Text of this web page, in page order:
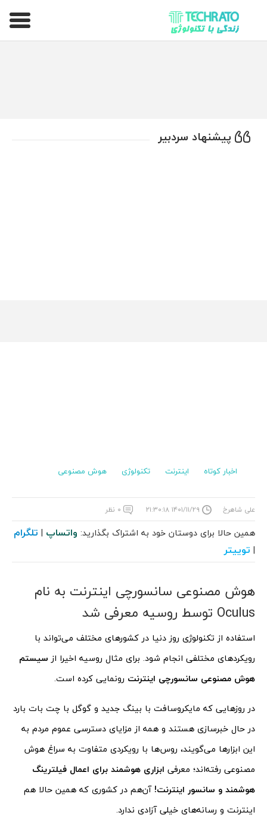
تکراتو – زندگی با تکنولوژی
پیشنهاد سردبیر
اخبار کوتاه اینترنت تکنولوژی هوش مصنوعی
علی شاهرخ ۱۴۰۱/۱۱/۲۹ ۲۱:۳۰:۱۸ ۰ نظر
همین حالا برای دوستان خود به اشتراک بگذارید: واتساپ | تلگرام
| توییتر
هوش مصنوعی سانسورچی اینترنت به نام
Oculus توسط روسیه معرفی شد
استفاده از تکنولوژی روز دنیا در کشورهای مختلف می‌تواند با
رویکردهای مختلفی انجام شود. برای مثال روسیه اخیرا از سیستم
هوش مصنوعی سانسورچی اینترنت رونمایی کرده است.
در روزهایی که مایکروسافت با بینگ جدید و گوگل با چت بات بارد
در حال خبرسازی هستند و همه از مزایای دسترسی عموم مردم به
این ابزارها می‌گویند، روس‌ها با رویکردی متفاوت به سراغ هوش
مصنوعی رفته‌اند؛ معرفی ابزاری هوشمند برای اعمال فیلترینگ
هوشمند و سانسور اینترنت!آن‌هم در کشوری که همین حالا هم
اینترنت و رسانه‌های خیلی آزادی ندارد.